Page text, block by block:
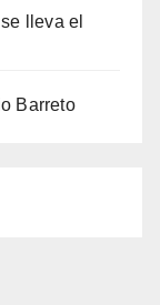
lleva el
Barreto